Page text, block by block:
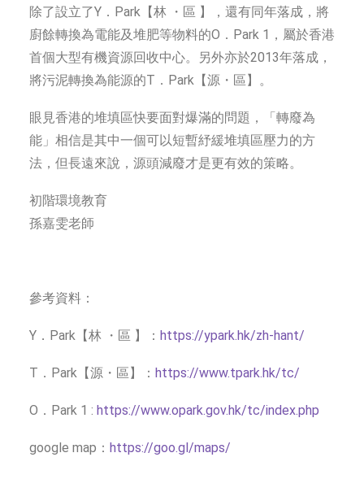
除了設立了Y．Park【林 ・區 】，還有同年落成，將
廚餘轉換為電能及堆肥等物料的O．Park 1，屬於香港
首個大型有機資源回收中心。另外亦於2013年落成，
將污泥轉換為能源的T．Park【源・區】。
眼見香港的堆填區快要面對爆滿的問題，「轉廢為
能」相信是其中一個可以短暫紓緩堆填區壓力的方
法，但長遠來說，源頭減廢才是更有效的策略。
初階環境教育
孫嘉雯老師
參考資料：
Y．Park【林 ・區 】： https://ypark.hk/zh-hant/
T．Park【源・區】： https://www.tpark.hk/tc/
O．Park 1 : https://www.opark.gov.hk/tc/index.php
google map： https://goo.gl/maps/